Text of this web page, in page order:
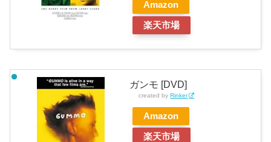
Amazon
楽天市場
ガンモ [DVD]
created byRinker
Amazon
楽天市場